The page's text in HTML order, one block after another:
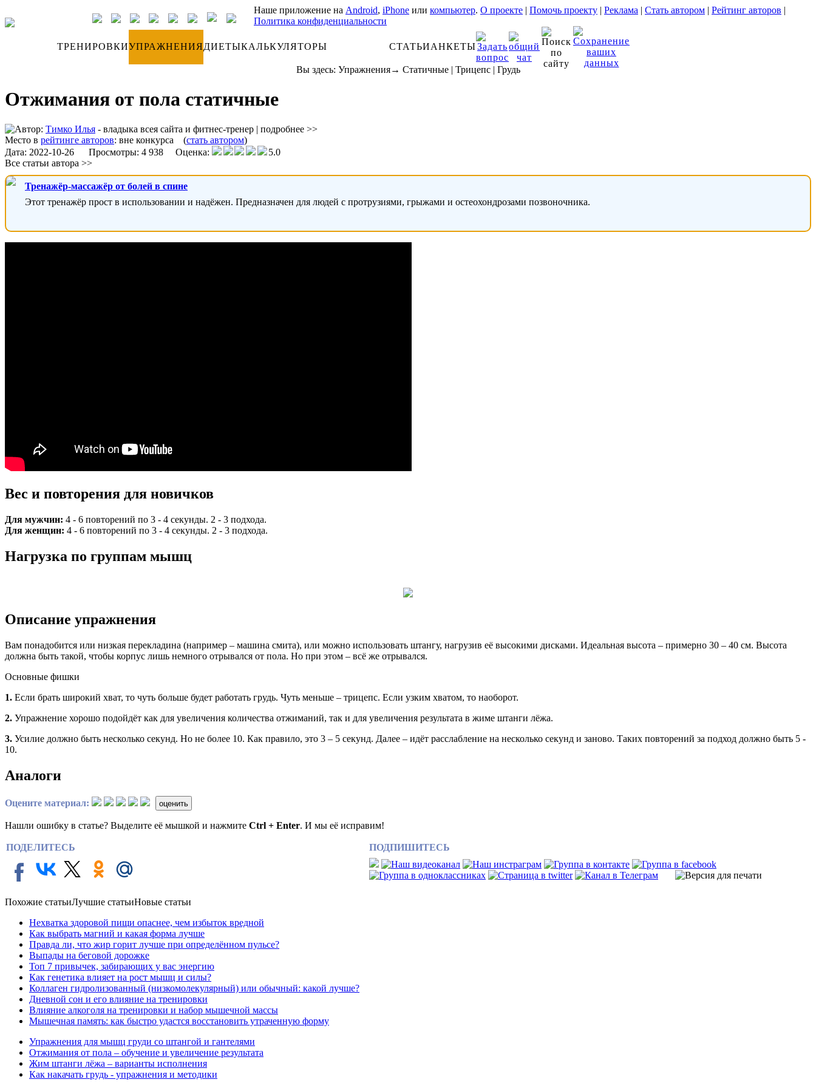
Наше приложение на Android, iPhone или компьютер. О проекте | Помочь проекту | Реклама | Стать автором | Рейтинг авторов |
Политика конфиденциальности
ТРЕНИРОВКИУПРАЖНЕНИЯДИЕТЫКАЛЬКУЛЯТОРЫ СТАТЬИАНКЕТЫ
Вы здесь: Упражнения→ Статичные| Трицепс| Грудь
Отжимания от пола статичные
Автор: Тимко Илья - владыка всея сайта и фитнес-тренер | подробнее >>
Место в рейтинге авторов: вне конкурса (стать автором)
Дата: 2022-10-26 Просмотры: 4 938 Оценка:
5.0
Все статьи автора >>
Тренажёр-массажёр от болей в спине
Этот тренажёр прост в использовании и надёжен. Предназначен для людей с протрузиями, грыжами и остеохондрозами позвоночника.
Вес и повторения для новичков
Для мужчин: 4 - 6 повторений по 3 - 4 секунды. 2 - 3 подхода.
Для женщин: 4 - 6 повторений по 3 - 4 секунды. 2 - 3 подхода.
Нагрузка по группам мышц
Описание упражнения
Вам понадобится или низкая перекладина (например – машина смита), или можно использовать штангу, нагрузив её высокими дисками. Идеальная высота – примерно 30 – 40 см. Высота
должна быть такой, чтобы корпус лишь немного отрывался от пола. Но при этом – всё же отрывался.
Основные фишки
1. Если брать широкий хват, то чуть больше будет работать грудь. Чуть меньше – трицепс. Если узким хватом, то наоборот.
2. Упражнение хорошо подойдёт как для увеличения количества отжиманий, так и для увеличения результата в жиме штанги лёжа.
3. Усилие должно быть несколько секунд. Но не более 10. Как правило, это 3 – 5 секунд. Далее – идёт расслабление на несколько секунд и заново. Таких повторений за подход должно быть 5 -
10.
Аналоги
Оцените материал: оценить
Нашли ошибку в статье? Выделите её мышкой и нажмите Ctrl + Enter. И мы её исправим!
ПОДЕЛИТЕСЬ ПОДПИШИТЕСЬ
Похожие статьиЛучшие статьиНовые статьи
Нехватка здоровой пищи опаснее, чем избыток вредной
Как выбрать магний и какая форма лучше
Правда ли, что жир горит лучше при определённом пульсе?
Выпады на беговой дорожке
Топ 7 привычек, забирающих у вас энергию
Как генетика влияет на рост мышц и силы?
Коллаген гидролизованный (низкомолекулярный) или обычный: какой лучше?
Дневной сон и его влияние на тренировки
Влияние алкоголя на тренировки и набор мышечной массы
Мышечная память: как быстро удастся восстановить утраченную форму
Упражнения для мышц груди со штангой и гантелями
Отжимания от пола – обучение и увеличение результата
Жим штанги лёжа – варианты исполнения
Как накачать грудь - упражнения и методики